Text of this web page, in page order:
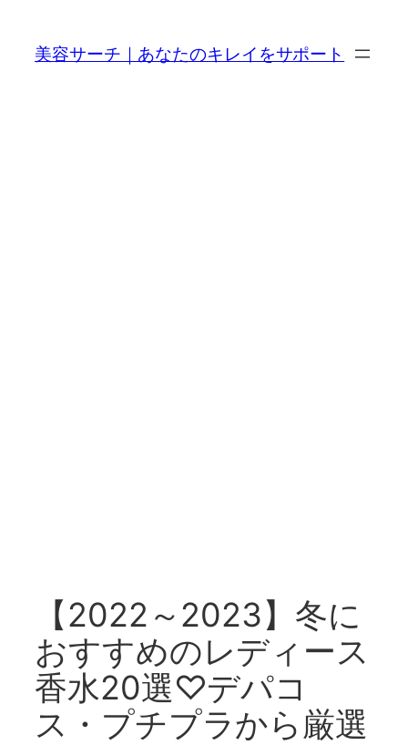
美容サーチ｜あなたのキレイをサポート
【2022～2023】冬に
おすすめのレディース
香水20選♡デパコ
ス・プチプラから厳選